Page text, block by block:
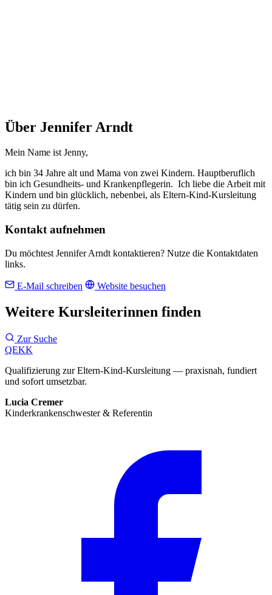
Über Jennifer Arndt
Mein Name ist Jenny,
ich bin 34 Jahre alt und Mama von zwei Kindern. Hauptberuflich
bin ich Gesundheits- und Krankenpflegerin. Ich liebe die Arbeit mit
Kindern und bin glücklich, nebenbei, als Eltern-Kind-Kursleitung
tätig sein zu dürfen.
Kontakt aufnehmen
Du möchtest Jennifer Arndt kontaktieren? Nutze die Kontaktdaten
links.
E-Mail schreiben Website besuchen
Weitere Kursleiterinnen finden
Zur Suche
QEKK
Qualifizierung zur Eltern-Kind-Kursleitung — praxisnah, fundiert
und sofort umsetzbar.
Lucia Cremer
Kinderkrankenschwester & Referentin